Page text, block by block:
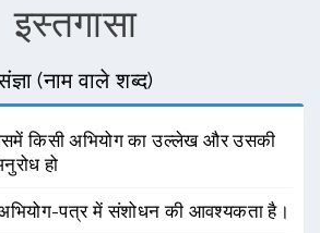
इस्तगासा
(नाम वाले शब्द)
किसी अभियोग का उल्लेख और उसकी
हो
पत्र में संशोधन की आवश्यकता है।